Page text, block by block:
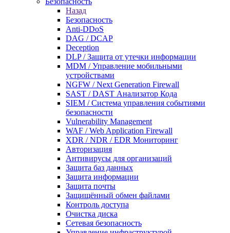
Назад
Безопасность
Anti-DDoS
DAG / DCAP
Deception
DLP / Защита от утечки информации
MDM / Управление мобильными
устройствами
NGFW / Next Generation Firewall
SAST / DAST Анализатор Кода
SIEM / Система управления событиями
безопасности
Vulnerability Management
WAF / Web Application Firewall
XDR / NDR / EDR Мониторинг
Авторизация
Антивирусы для организаций
Защита баз данных
Защита информации
Защита почты
Защищённый обмен файлами
Контроль доступа
Очистка диска
Сетевая безопасность